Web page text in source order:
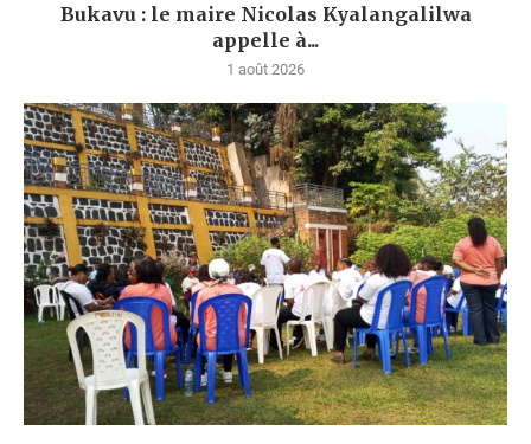
Bukavu : le maire Nicolas Kyalangalilwa
appelle à...
1 août 2026